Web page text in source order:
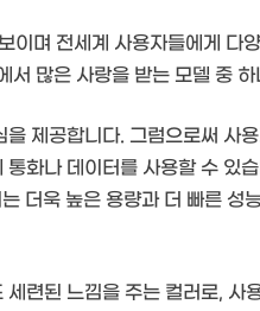
이며 전세계 사용자들에게 다
많은 사랑을 받는 모델 중 하
제공합니다. 그럼으로써 사
화나 데이터를 사용할 수 있
더욱 높은 용량과 더 빠른 성
련된 느낌을 주는 컬러로, 사